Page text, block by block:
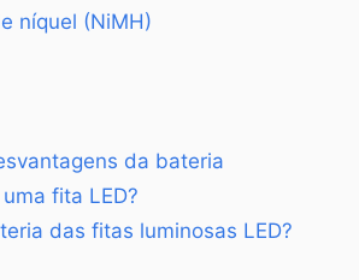
níquel (NiMH)
da bateria
fita LED?
das fitas luminosas LED?